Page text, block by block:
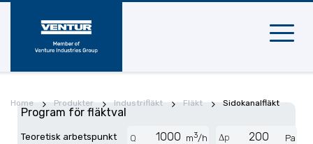
Mobil
Home Produkter Industrifläkt Fläkt Sidokanalfläkt
Program för fläktval
Teoretisk arbetspunkt Q m3/h Δp
Pa